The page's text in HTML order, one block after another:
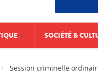
SOCIÉTÉ &
Session criminelle